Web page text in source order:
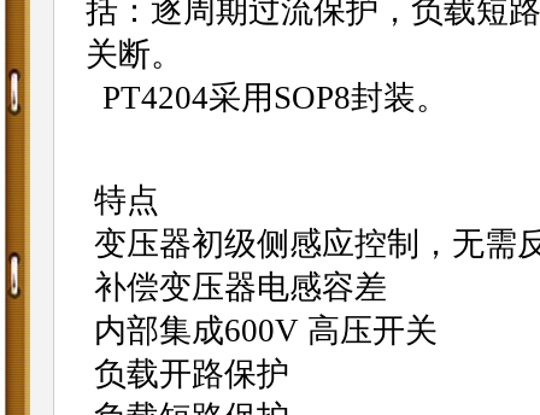
括：逐周期过流保护，负载短
关断。
PT4204采用SOP8封装。
特点
变压器初级侧感应控制，无需
补偿变压器电感容差
内部集成600V 高压开关
负载开路保护